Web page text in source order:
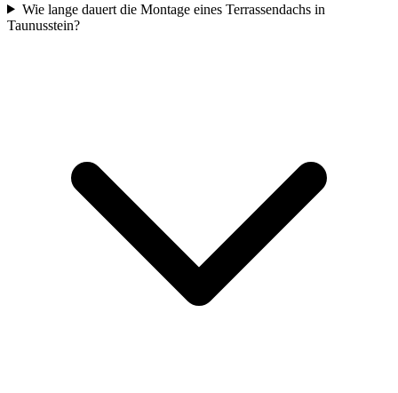
Wie lange dauert die Montage eines Terrassendachs in
Taunusstein?